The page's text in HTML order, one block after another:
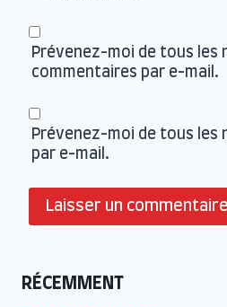
Prévenez-moi de tous les
commentaires par e-mail.
Prévenez-moi de tous les
par e-mail.
RÉCEMMENT